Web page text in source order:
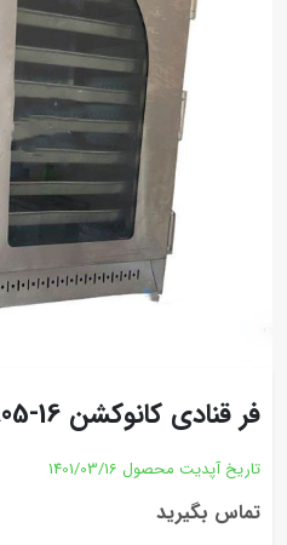
فر قنادی کانوکشن CA05-16
تاریخ آپدیت محصول 1401/03/16
تماس بگیرید